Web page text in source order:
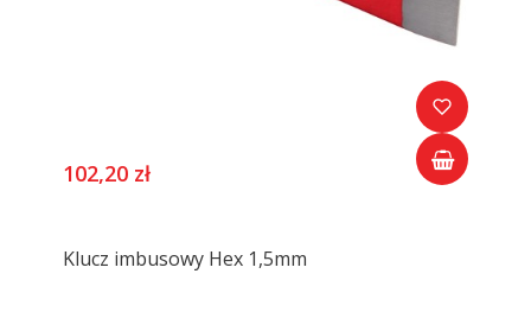
102,20 zł
Klucz imbusowy Hex 1,5mm